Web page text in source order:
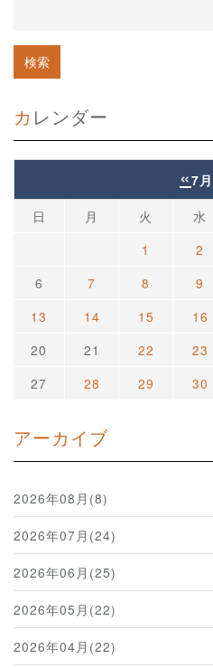
カレンダー
«7月
日 月 火 水
1
2
6
7 8 9
13
14 15 16
20
21 22 23
27
28 29 30
アーカイブ
2026年08月(8)
2026年07月(24)
2026年06月(25)
2026年05月(22)
2026年04月(22)